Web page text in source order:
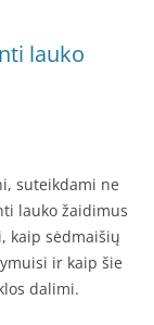
lauko
suteikdami ne
lauko žaidimus
kaip sėdmaišių
ir kaip šie
dalimi.